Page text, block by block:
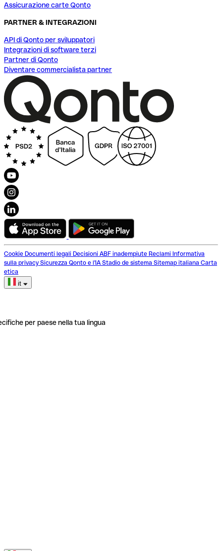
Assicurazione carte Qonto
PARTNER & INTEGRAZIONI
API di Qonto per sviluppatori
Integrazioni di software terzi
Partner di Qonto
Diventare commercialista partner
Cookie Documenti legali Decisioni ABF inadempiute Reclami Informativa
sulla privacy Sicurezza Qonto e l'IA Stadio de sistema Sitemap italiana Carta
etica
it
per paese nella tua lingua